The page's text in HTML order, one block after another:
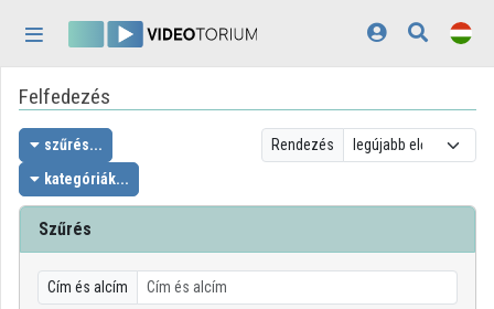
Kezdőlap
Bejelentkezés
Felfedezés
Kategóriák
Lejátszási listák
Felfedezés
szűrés...
kategóriák...
Rendezés
Szűrés
Cím és alcím